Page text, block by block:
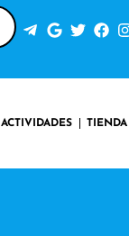
ACTIVIDADES TIENDA